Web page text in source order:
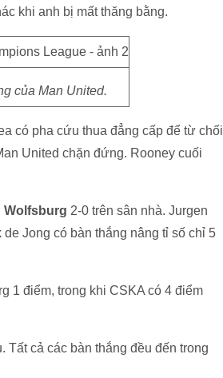
khi anh bị mất thăng bằng.
của Man United.
có pha cứu thua đẳng cấp để từ chối
United chặn đứng. Rooney cuối
Wolfsburg 2-0 trên sân nhà. Jurgen
Jong có bàn thắng nâng tỉ số chỉ 5
1 điểm, trong khi CSKA có 4 điểm
Tất cả các bàn thắng đều đến trong